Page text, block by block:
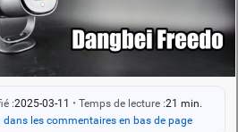
:2025-03-11 • Temps de lecture :21 min.
dans les commentaires en bas de page